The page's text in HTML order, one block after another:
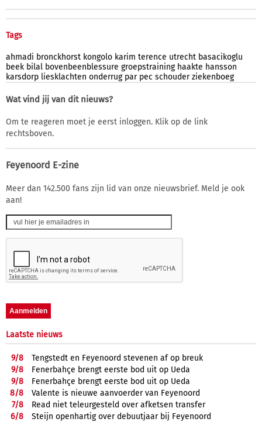
Tags
ahmadi bronckhorst kongolo karim terence utrecht basacikoglu
beek bilal bovenbeenblessure groepstraining haakte hansson
karsdorp liesklachten onderrug par pec schouder ziekenboeg
Wat vind jij van dit nieuws?
Om te reageren moet je eerst inloggen. Klik op de link
rechtsboven.
Feyenoord E-zine
Meer dan 142.500 fans zijn lid van onze nieuwsbrief. Meld je ook
aan!
Laatste nieuws
9/8
Tengstedt en Feyenoord stevenen af op breuk
9/8
Fenerbahçe brengt eerste bod uit op Ueda
9/8
Fenerbahçe brengt eerste bod uit op Ueda
8/8
Valente is nieuwe aanvoerder van Feyenoord
7/8
Read niet teleurgesteld over afketsen transfer
6/8
Steijn openhartig over debuutjaar bij Feyenoord